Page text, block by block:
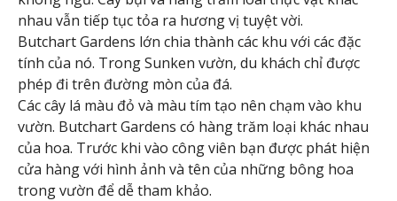
nhau vẫn tiếp tục tỏa ra hương vị tuyệt vời.
Butchart Gardens lớn chia thành các khu với các đặc
tính của nó. Trong Sunken vườn, du khách chỉ được
phép đi trên đường mòn của đá.
Các cây lá màu đỏ và màu tím tạo nên chạm vào khu
vườn. Butchart Gardens có hàng trăm loại khác nhau
của hoa. Trước khi vào công viên bạn được phát hiện
cửa hàng với hình ảnh và tên của những bông hoa
trong vườn để dễ tham khảo.